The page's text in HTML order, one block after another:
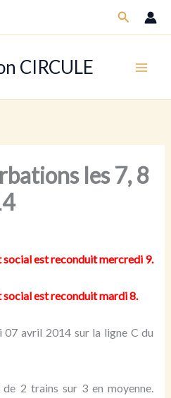
CIRCULE
les 7, 8
social est reconduit mercredi 9.
est reconduit mardi 8.
07 avril 2014 sur la ligne C du
2 trains sur 3 en moyenne.